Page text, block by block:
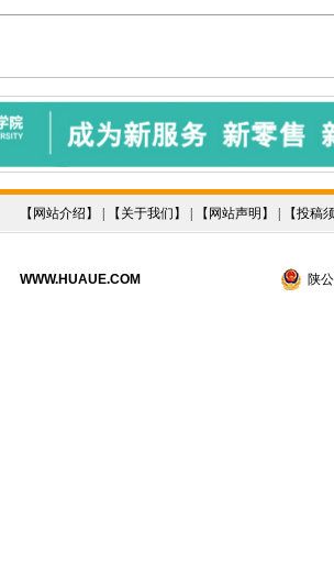
【 网站介绍 】 | 【 关于我们 】 | 【 网站声明 】 | 【投稿
WWW.HUAUE.COM 陕